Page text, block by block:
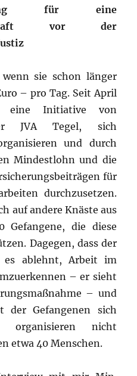
für eine
vor der
wenn sie schon länger
– pro Tag. Seit April
Initiative von
JVA Tegel, sich
und durch
Mindestlohn und die
für
durchzusetzen.
auf andere Knäste aus
die diese
Dagegen, dass der
es ablehnt, Arbeit im
– er sieht
– und
der Gefangenen sich
organisieren nicht
etwa 40 Menschen.